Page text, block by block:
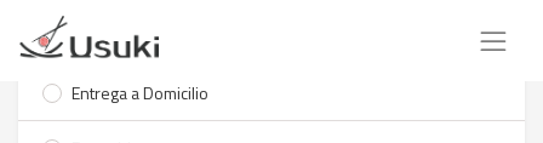
Entrega a Domicilio